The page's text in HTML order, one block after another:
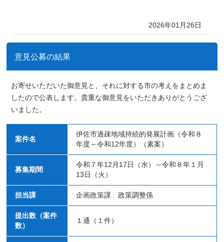
2026年01月26日
意見公募の結果
お寄せいただいた御意見と、それに対する市の考えをまとめま
したので公表します。貴重な御意見をいただきありがとうござ
いました。
案件名
伊佐市過疎地域持続的発展計画（令和８
年度～令和12年度）（素案）
募集期間
令和７年12月17日（水）～令和８年１月
13日（火）
担当課 企画政策課 政策調整係
提出数（案件
数）
１通（１件）